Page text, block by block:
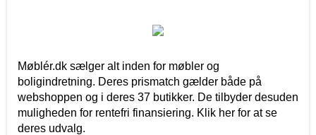
Møblér.dk sælger alt inden for møbler og
boligindretning. Deres prismatch gælder både på
webshoppen og i deres 37 butikker. De tilbyder desuden
muligheden for rentefri finansiering. Klik her for at se
deres udvalg.